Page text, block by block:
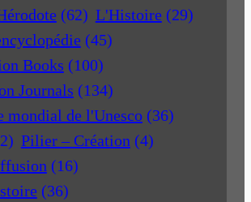
(62) L'Histoire (29)
(45)
Books (100)
Journals (134)
mondial de l'Unesco (36)
Pilier – Création (4)
(16)
(36)